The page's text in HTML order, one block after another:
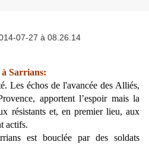
Sarrians:
Les échos de l'avancée des Alliés,
apportent l’espoir mais la
résistants et, en premier lieu, aux
actifs.
est bouclée par des soldats